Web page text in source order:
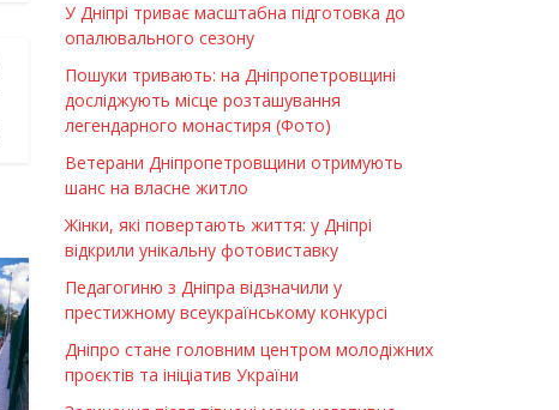
У Дніпрі триває масштабна підготовка до
опалювального сезону
Пошуки тривають: на Дніпропетровщині
досліджують місце розташування
легендарного монастиря (Фото)
Ветерани Дніпропетровщини отримують
шанс на власне житло
Жінки, які повертають життя: у Дніпрі
відкрили унікальну фотовиставку
Педагогиню з Дніпра відзначили у
престижному всеукраїнському конкурсі
Дніпро стане головним центром молодіжних
проєктів та ініціатив України